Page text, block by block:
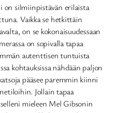
on silmiinpistävän erilaista
Vaikka se hetkittäin
on se kokonaisuudessaan
on sopivalla tapaa
autenttisen tuntuista
kohtauksissa nähdään paljon
pääsee paremmin kiinni
Jollain tapaa
mieleen Mel Gibsonin